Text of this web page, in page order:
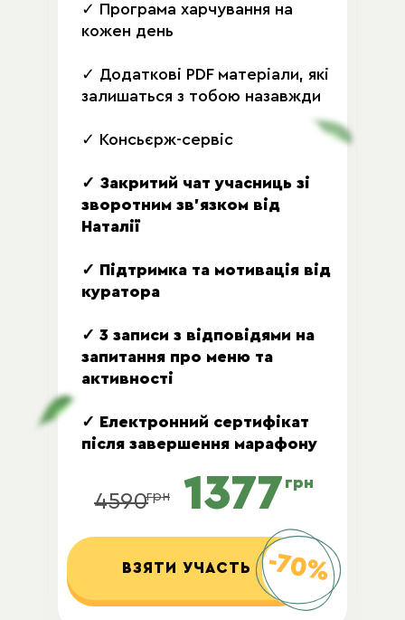
✓ Програма харчування на
кожен день
✓ Додаткові PDF матеріали, які
залишаться з тобою назавжди
✓ Консьєрж-сервіс
✓ Закритий чат учасниць зі
зворотним зв'язком від
Наталії
✓ Підтримка та мотивація від
куратора
✓ 3 записи з відповідями на
запитання про меню та
активності
✓ Електронний сертифікат
після завершення марафону
1377
ВЗЯТИ УЧАСТЬ -70%
грн
4590
грн